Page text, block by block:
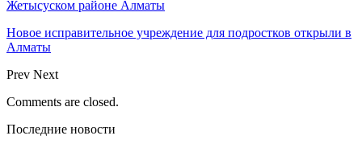
Жетысуском районе Алматы
Новое исправительное учреждение для подростков открыли в
Алматы
Prev Next
Comments are closed.
Последние новости